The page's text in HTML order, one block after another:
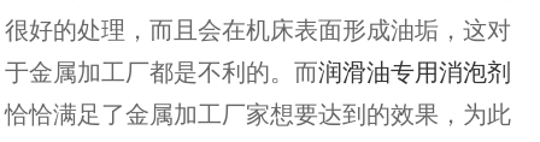
很好的处理，而且会在机床表面形成油垢，这对
于金属加工厂都是不利的。而润滑油专用消泡剂
恰恰满足了金属加工厂家想要达到的效果，为此